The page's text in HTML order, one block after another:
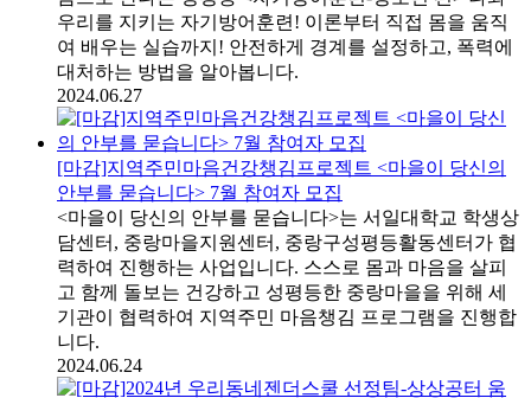
우리를 지키는 자기방어훈련! 이론부터 직접 몸을 움직
여 배우는 실습까지! 안전하게 경계를 설정하고, 폭력에
대처하는 방법을 알아봅니다.
2024.06.27
[마감]지역주민마음건강챙김프로젝트 <마을이 당신의
안부를 묻습니다> 7월 참여자 모집
<마을이 당신의 안부를 묻습니다>는 서일대학교 학생상
담센터, 중랑마을지원센터, 중랑구성평등활동센터가 협
력하여 진행하는 사업입니다. 스스로 몸과 마음을 살피
고 함께 돌보는 건강하고 성평등한 중랑마을을 위해 세
기관이 협력하여 지역주민 마음챙김 프로그램을 진행합
니다.
2024.06.24